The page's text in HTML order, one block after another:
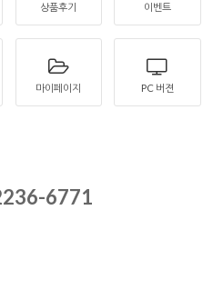
상품후기 이벤트
마이페이지 PC 버젼
6771